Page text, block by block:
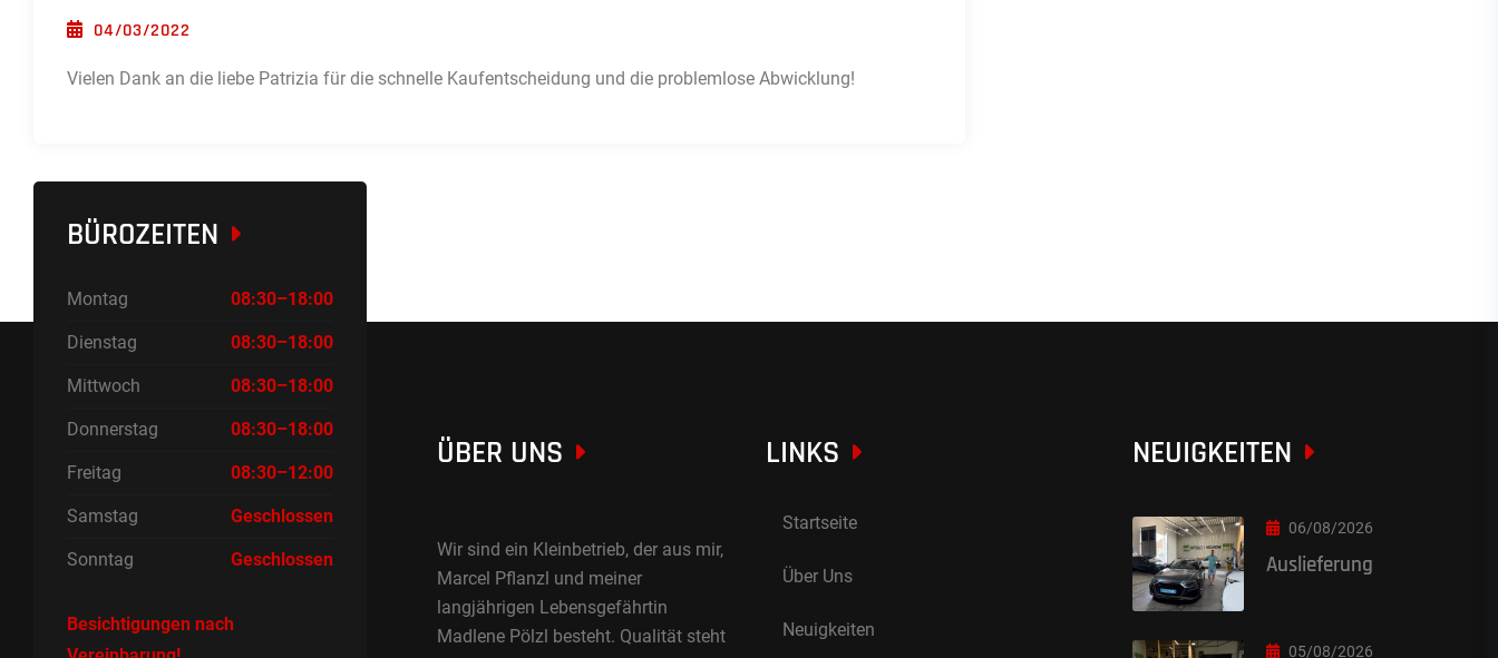
POSTED ON
04/03/2022
Vielen Dank an die liebe Patrizia für die schnelle Kaufentscheidung und die problemlose Abwicklung!
BÜROZEITEN
Montag 08:30–18:00
Dienstag 08:30–18:00
Mittwoch 08:30–18:00
Donnerstag 08:30–18:00
Freitag 08:30–12:00
Samstag Geschlossen
Sonntag Geschlossen
Besichtigungen nach
ÜBER UNS
Wir sind ein Kleinbetrieb, der aus mir,
Marcel Pflanzl und meiner
langjährigen Lebensgefährtin
Madlene Pölzl besteht. Qualität steht
LINKS
Startseite
Über Uns
Neuigkeiten
NEUIGKEITEN
06/08/2026
Auslieferung
05/08/2026